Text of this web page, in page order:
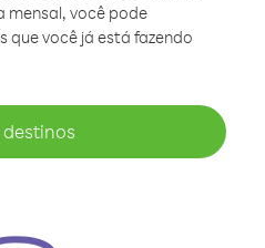
mensal, você pode
que você já está fazendo
destinos